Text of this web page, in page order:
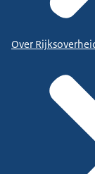
Over